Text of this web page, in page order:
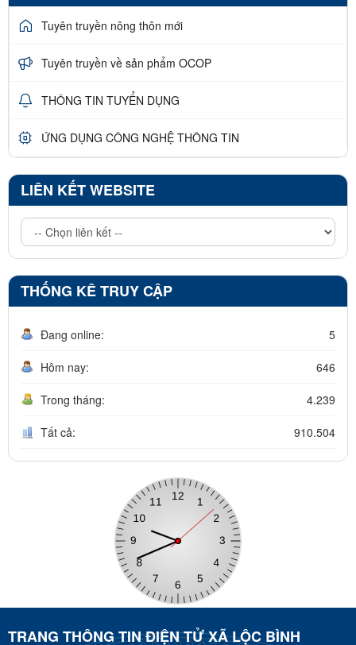
Tuyên truyền nông thôn mới
Tuyên truyền về sản phẩm OCOP
THÔNG TIN TUYỂN DỤNG
ỨNG DỤNG CÔNG NGHỆ THÔNG TIN
LIÊN KẾT WEBSITE
THỐNG KÊ TRUY CẬP
Đang online: 5
Hôm nay: 646
Trong tháng: 4.239
Tất cả: 910.504
TRANG THÔNG TIN ĐIỆN TỬ XÃ LỘC BÌNH